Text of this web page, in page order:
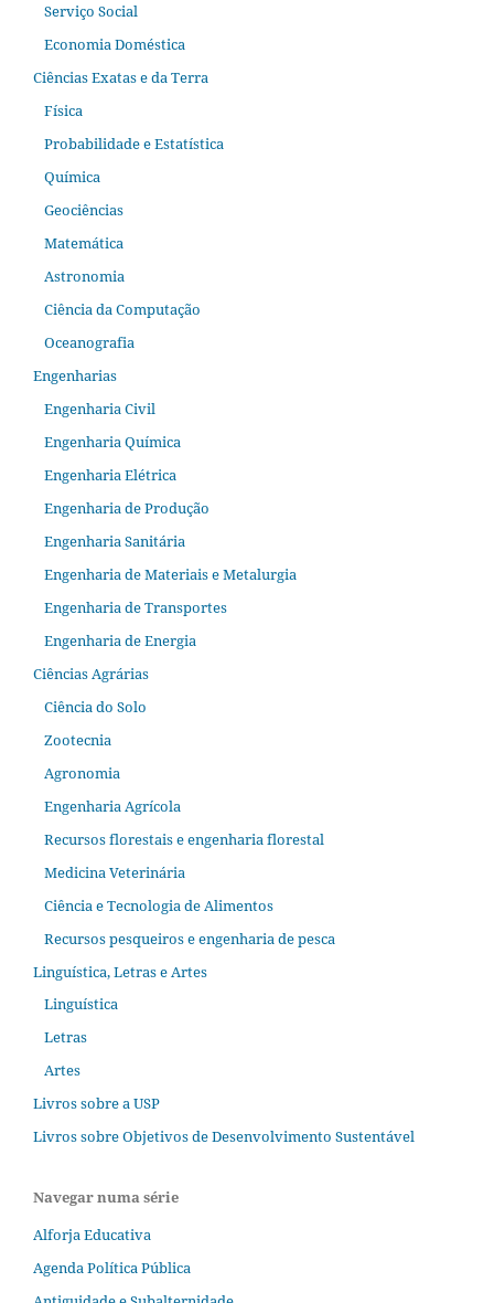
Serviço Social
Economia Doméstica
Ciências Exatas e da Terra
Física
Probabilidade e Estatística
Química
Geociências
Matemática
Astronomia
Ciência da Computação
Oceanografia
Engenharias
Engenharia Civil
Engenharia Química
Engenharia Elétrica
Engenharia de Produção
Engenharia Sanitária
Engenharia de Materiais e Metalurgia
Engenharia de Transportes
Engenharia de Energia
Ciências Agrárias
Ciência do Solo
Zootecnia
Agronomia
Engenharia Agrícola
Recursos florestais e engenharia florestal
Medicina Veterinária
Ciência e Tecnologia de Alimentos
Recursos pesqueiros e engenharia de pesca
Linguística, Letras e Artes
Linguística
Letras
Artes
Livros sobre a USP
Livros sobre Objetivos de Desenvolvimento Sustentável
Navegar numa série
Alforja Educativa
Agenda Política Pública